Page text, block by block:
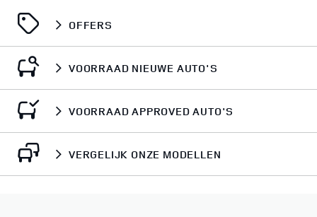
OFFERS
VOORRAAD NIEUWE AUTO'S
VOORRAAD APPROVED AUTO'S
VERGELIJK ONZE MODELLEN